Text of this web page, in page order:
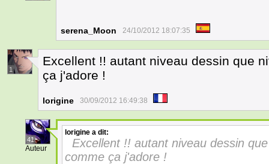
serena_Moon 24/10/2012 18:07:35
1
Excellent !! autant niveau dessin que
ça j'adore !
lorigine 30/09/2012 16:49:38
41
Auteur
lorigine a dit:
Excellent !! autant niveau dessin
comme ça j'adore !